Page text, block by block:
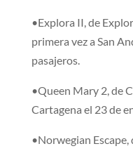
•Explora II, de
primera vez a San
pasajeros.
•Queen Mary 2, de
Cartagena el 23 de
•Norwegian